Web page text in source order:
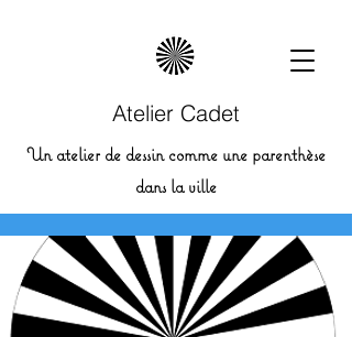
Atelier Cadet
Un atelier de dessin comme une parenthèse
dans la ville